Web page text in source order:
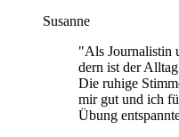
Susanne
"Als Jour­na­lis­tin
dern ist der
Die ruhige
mir gut und ich
Übung